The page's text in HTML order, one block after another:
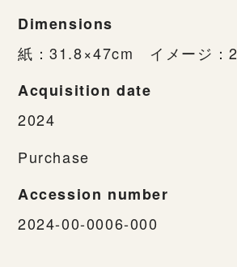
Dimensions
紙：31.8×47cm イメージ：
Acquisition date
2024
Purchase
Accession number
2024-00-0006-000